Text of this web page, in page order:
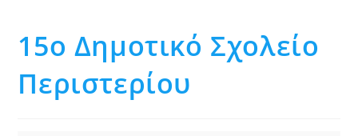
15ο Δημοτικό Σχολείο
Περιστερίου